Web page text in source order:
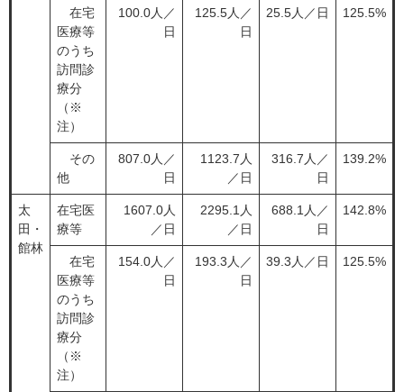
在宅
医療等
のうち
訪問診
療分
（※
注）
100.0人／
日
125.5人／
日
25.5人／日 125.5%
その
他
807.0人／
日
1123.7人
／日
316.7人／
日
139.2%
太
田・
館林
在宅医
療等
1607.0人
／日
2295.1人
／日
688.1人／
日
142.8%
在宅
医療等
のうち
訪問診
療分
（※
注）
154.0人／
日
193.3人／
日
39.3人／日 125.5%